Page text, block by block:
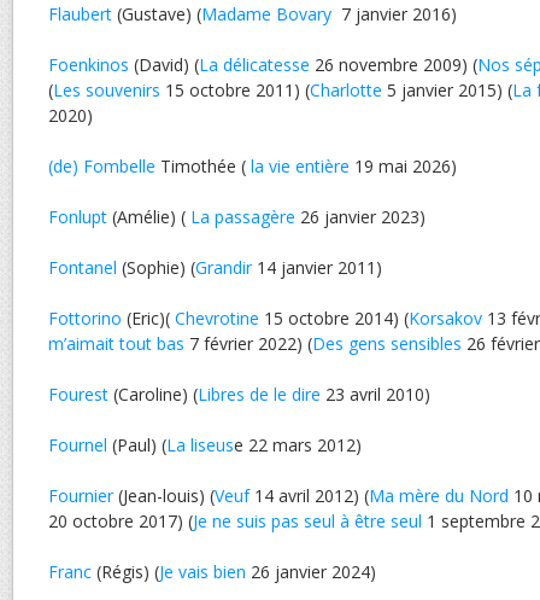
Flaubert (Gustave) (Madame Bovary 7 janvier 2016)
Foenkinos (David) (La délicatesse 26 novembre 2009) (Nos
(Les souvenirs 15 octobre 2011) (Charlotte 5 janvier 2015) (La
2020)
(de) Fombelle Timothée ( la vie entière 19 mai 2026)
Fonlupt (Amélie) ( La passagère 26 janvier 2023)
Fontanel (Sophie) (Grandir14 janvier 2011)
Fottorino (Eric)( Chevrotine 15 octobre 2014) (Korsakov 13
m’aimait tout bas 7 février 2022) (Des gens sensibles 26
Fourest (Caroline) (Libres de le dire 23 avril 2010)
Fournel (Paul) (La liseuse 22 mars 2012)
Fournier(Jean-louis) (Veuf14 avril 2012) (Ma mère du Nord 10
20 octobre 2017) (Je ne suis pas seul à être seul 1 septembre
Franc (Régis) (Je vais bien 26 janvier 2024)